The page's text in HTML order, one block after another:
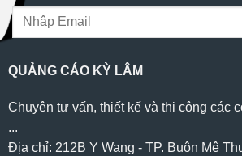
QUẢNG CÁO KỲ LÂM
Chuyên tư vấn, thiết kế và thi công các
...
Địa chỉ: 212B Y Wang - TP. Buôn Mê